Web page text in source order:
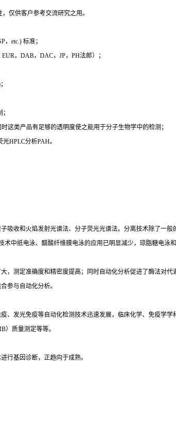
仅供客户参考交流研究之用。
etc.) 标准；
，DAB，DAC，JP，PH法郎）；
这类产品有足够的透明度使之能用于分子生物学中的检测；
HPLC分析PAH。
吸收和火焰发射光谱法、分子荧光光谱法。分离技术除了一
中纸电泳、醋酸纤维膜电泳的应用已明显减少，琼脂糖电泳
，测定准确度和精密度提高；同时自动化分析促进了酶法对
参与自动化分析。
、发光免疫等自动化检测技术迅速发展，临床化学、免疫学
）质量测定等等。
行基因诊断，正趋向于成熟。